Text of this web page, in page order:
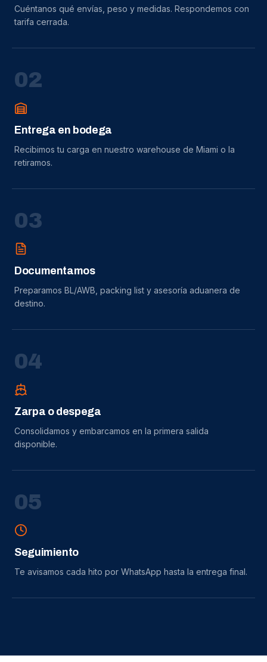
Cuéntanos qué envías, peso y medidas. Respondemos con
tarifa cerrada.
02
Entrega en bodega
Recibimos tu carga en nuestro warehouse de Miami o la
retiramos.
03
Documentamos
Preparamos BL/AWB, packing list y asesoría aduanera de
destino.
04
Zarpa o despega
Consolidamos y embarcamos en la primera salida
disponible.
05
Seguimiento
Te avisamos cada hito por WhatsApp hasta la entrega final.